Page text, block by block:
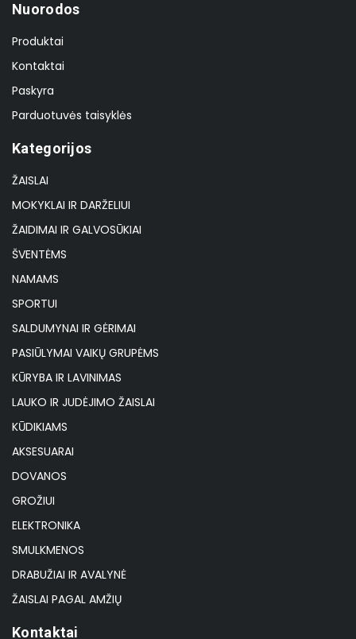
Nuorodos
Produktai
Kontaktai
Paskyra
Parduotuvės taisyklės
Kategorijos
ŽAISLAI
MOKYKLAI IR DARŽELIUI
ŽAIDIMAI IR GALVOSŪKIAI
ŠVENTĖMS
NAMAMS
SPORTUI
SALDUMYNAI IR GĖRIMAI
PASIŪLYMAI VAIKŲ GRUPĖMS
KŪRYBA IR LAVINIMAS
LAUKO IR JUDĖJIMO ŽAISLAI
KŪDIKIAMS
AKSESUARAI
DOVANOS
GROŽIUI
ELEKTRONIKA
SMULKMENOS
DRABUŽIAI IR AVALYNĖ
ŽAISLAI PAGAL AMŽIŲ
Kontaktai